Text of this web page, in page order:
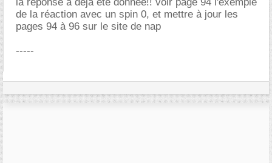
de la réaction avec un spin 0, et mettre à jour les
pages 94 à 96 sur le site de nap
-----